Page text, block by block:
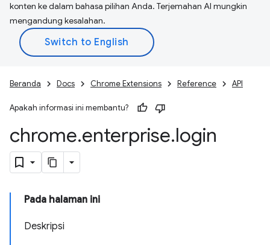
konten ke dalam bahasa pilihan Anda. Terjemahan AI mungkin
mengandung kesalahan.
Beranda Docs Chrome Extensions Reference API
Apakah informasi ini membantu?
chrome.enterprise.login
Pada halaman ini
Deskripsi